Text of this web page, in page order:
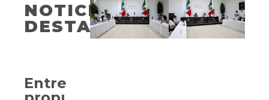
NOTICIAS
DESTACADAS
Entregan